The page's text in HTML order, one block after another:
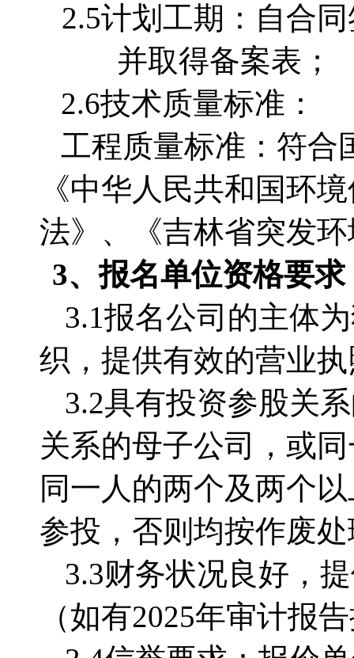
2.5计划工期： 自合
并取得备案表 ；
2.6技术质量标准：
工程质量标准：符合
《中华人民共和国环
法》、《吉林省突发
3、报名单位资格要求
3.1报名公司的主体
织，提供有效的营业
3.2具有投资参股关
关系的母子公司，或
同一人的两个及两个
参投，否则均按作废
3.3财务状况良好，
（如有2025年审计报